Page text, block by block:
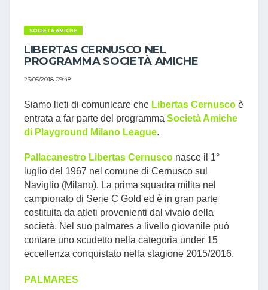
SOCIETÀ AMICHE
LIBERTAS CERNUSCO NEL
PROGRAMMA SOCIETÀ AMICHE
23/05/2018 09:48
Siamo lieti di comunicare che Libertas Cernusco è
entrata a far parte del programma Società Amiche
di Playground Milano League.
Pallacanestro Libertas Cernusco nasce il 1°
luglio del 1967 nel comune di Cernusco sul
Naviglio (Milano). La prima squadra milita nel
campionato di Serie C Gold ed è in gran parte
costituita da atleti provenienti dal vivaio della
società. Nel suo palmares a livello giovanile può
contare uno scudetto nella categoria under 15
eccellenza conquistato nella stagione 2015/2016.
PALMARES